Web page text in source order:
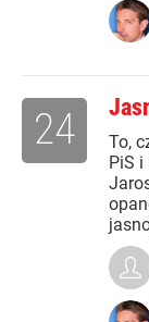
To,
PiS i
24